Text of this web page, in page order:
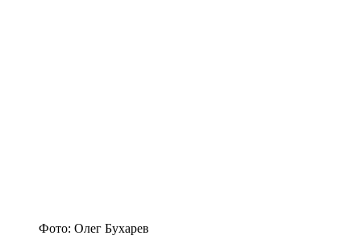
Фото: Олег Бухарев